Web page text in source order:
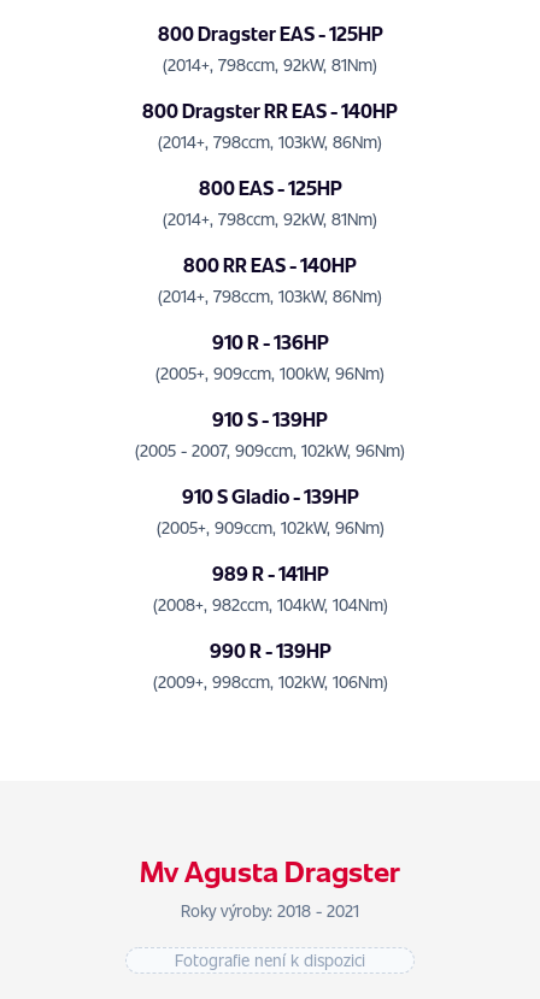
800 Dragster EAS - 125HP
(2014+, 798ccm, 92kW, 81Nm)
800 Dragster RR EAS - 140HP
(2014+, 798ccm, 103kW, 86Nm)
800 EAS - 125HP
(2014+, 798ccm, 92kW, 81Nm)
800 RR EAS - 140HP
(2014+, 798ccm, 103kW, 86Nm)
910 R - 136HP
(2005+, 909ccm, 100kW, 96Nm)
910 S - 139HP
(2005 - 2007, 909ccm, 102kW, 96Nm)
910 S Gladio - 139HP
(2005+, 909ccm, 102kW, 96Nm)
989 R - 141HP
(2008+, 982ccm, 104kW, 104Nm)
990 R - 139HP
(2009+, 998ccm, 102kW, 106Nm)
Mv Agusta Dragster
Roky výroby: 2018 - 2021
Fotografie není k dispozici